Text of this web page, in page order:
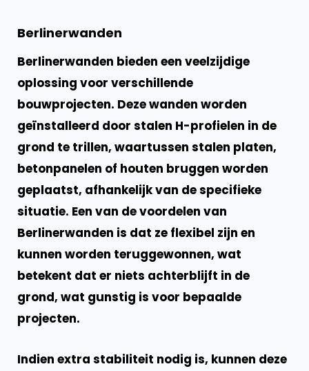
Berlinerwanden
Berlinerwanden bieden een veelzijdige
oplossing voor verschillende
bouwprojecten. Deze wanden worden
geïnstalleerd door stalen H-profielen in de
grond te trillen, waartussen stalen platen,
betonpanelen of houten bruggen worden
geplaatst, afhankelijk van de specifieke
situatie. Een van de voordelen van
Berlinerwanden is dat ze flexibel zijn en
kunnen worden teruggewonnen, wat
betekent dat er niets achterblijft in de
grond, wat gunstig is voor bepaalde
projecten.
Indien extra stabiliteit nodig is, kunnen deze